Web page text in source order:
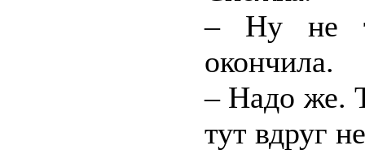
– Ну не
окончила.
– Надо же.
тут вдруг